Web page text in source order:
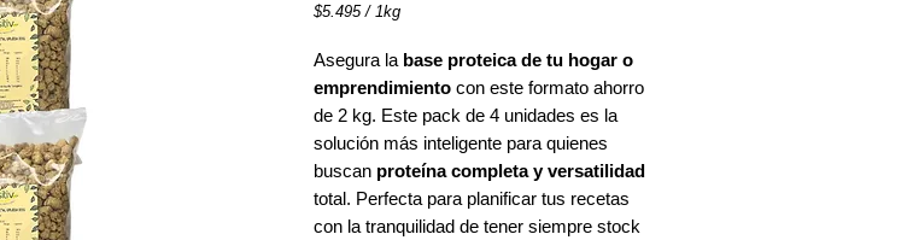
$5.495 / 1kg
por
1
Kilogramos
Asegura la base proteica de tu hogar o
emprendimiento con este formato ahorro
de 2 kg. Este pack de 4 unidades es la
solución más inteligente para quienes
buscan proteína completa y versatilidad
total. Perfecta para planificar tus recetas
con la tranquilidad de tener siempre stock